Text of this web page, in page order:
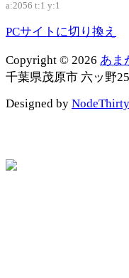
a:2056 t:1 y:1
PCサイトに切り換え
Copyright © 2026 あま
千葉県茂原市 六ッ野
Designed by